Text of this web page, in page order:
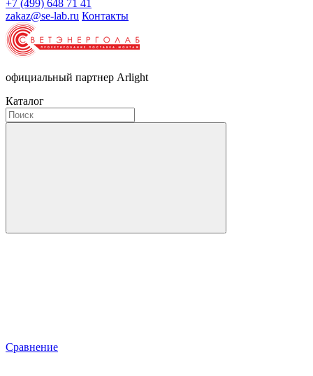
+7 (499) 648 71 41
zakaz@se-lab.ru Контакты
официальный партнер Arlight
Каталог
Сравнение